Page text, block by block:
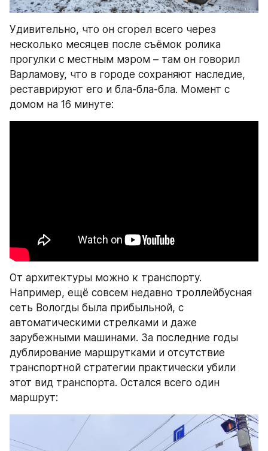
Удивительно, что он сгорел всего через
несколько месяцев после съёмок ролика
прогулки с местным мэром – там он говорил
Варламову, что в городе сохраняют наследие,
реставрируют его и бла-бла-бла. Момент с
домом на 16 минуте:
От архитектуры можно к транспорту.
Например, ещё совсем недавно троллейбусная
сеть Вологды была прибыльной, с
автоматическими стрелками и даже
зарубежными машинами. За последние годы
дублирование маршрутками и отсутствие
транспортной стратегии практически убили
этот вид транспорта. Остался всего один
маршрут: